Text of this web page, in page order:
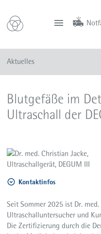
Aktuelles
Veranstaltungen
Newsletter
Zum YouTube-Kanal
Presse
Mediathek
Blutgefäße im
Ultraschall der
Kontaktinfos
Seit Sommer 2025 ist Dr.
Ultraschalluntersucher und
Die Zertifizierung durch die